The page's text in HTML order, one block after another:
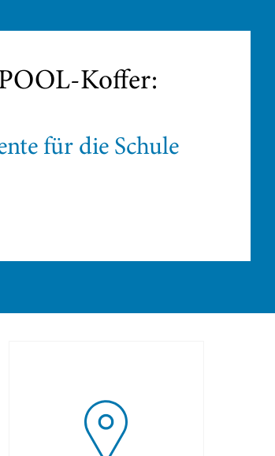
Koffer:
für die Schule